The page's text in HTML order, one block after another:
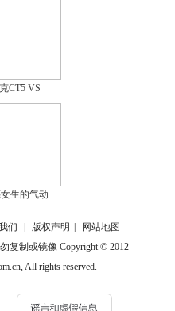
CT5 VS
生的气动
们 版权声明
网站地图
复制或镜像 Copyright © 2012-
All rights reserved.